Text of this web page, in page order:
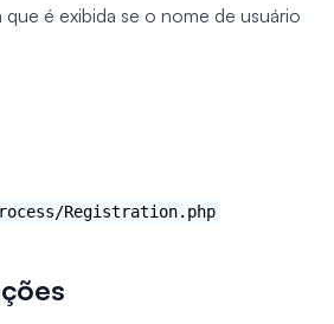
que é exibida se o nome de usuário
Registration.php